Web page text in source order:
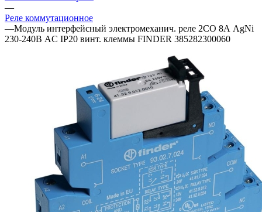
—
Реле коммутационное
—Модуль интерфейсный электромеханич. реле 2CO 8А AgNi
230-240В AC IP20 винт. клеммы FINDER 385282300060